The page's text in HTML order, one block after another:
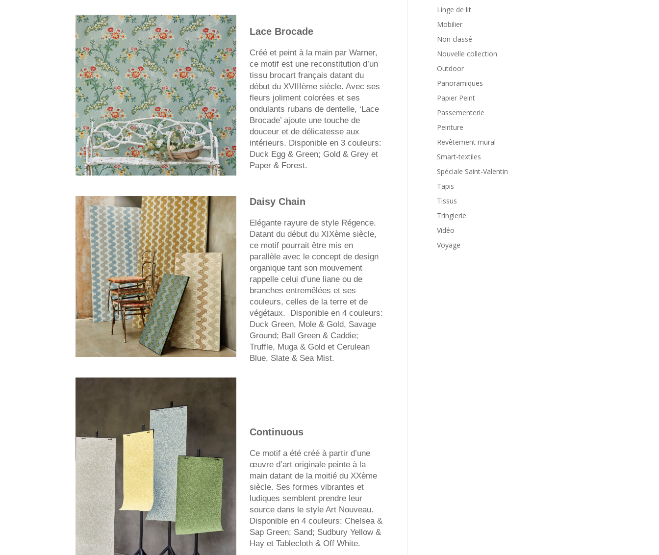
Lace Brocade
Créé et peint à la main par Warner,
ce motif est une reconstitution d’un
tissu brocart français datant du
début du XVIIIème siècle. Avec ses
fleurs joliment colorées et ses
ondulants rubans de dentelle, ‘Lace
Brocade’ ajoute une touche de
douceur et de délicatesse aux
intérieurs. Disponible en 3 couleurs:
Duck Egg & Green; Gold & Grey et
Paper & Forest.
Daisy Chain
Elégante rayure de style Régence.
Datant du début du XIXème siècle,
ce motif pourrait être mis en
parallèle avec le concept de design
organique tant son mouvement
rappelle celui d’une liane ou de
branches entremêlées et ses
couleurs, celles de la terre et de
végétaux. Disponible en 4 couleurs:
Duck Green, Mole & Gold, Savage
Ground; Ball Green & Caddie;
Truffle, Muga & Gold et Cerulean
Blue, Slate & Sea Mist.
Continuous
Ce motif a été créé à partir d’une
œuvre d’art originale peinte à la
main datant de la moitié du XXème
siècle. Ses formes vibrantes et
ludiques semblent prendre leur
source dans le style Art Nouveau.
Disponible en 4 couleurs: Chelsea &
Sap Green; Sand; Sudbury Yellow &
Hay et Tablecloth & Off White.
Linge de lit
Mobilier
Non classé
Nouvelle collection
Outdoor
Panoramiques
Papier Peint
Passementerie
Peinture
Revêtement mural
Smart-textiles
Spéciale Saint-Valentin
Tapis
Tissus
Tringlerie
Vidéo
Voyage